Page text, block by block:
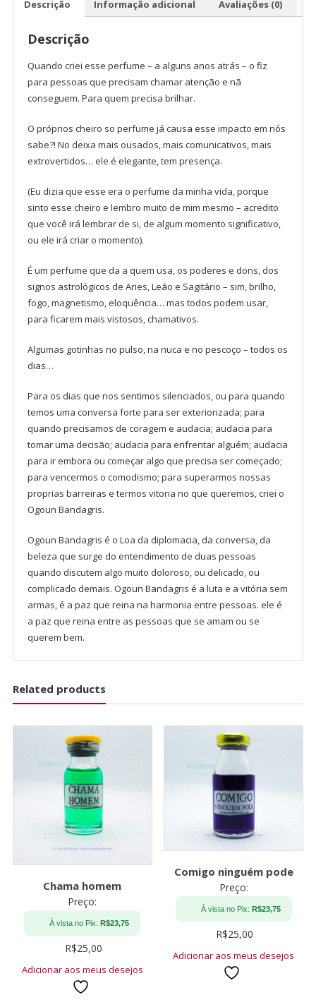
Descrição Informação adicional Avaliações (0)
Descrição
Quando criei esse perfume – a alguns anos atrás – o fiz
para pessoas que precisam chamar atenção e nã
conseguem. Para quem precisa brilhar.
O próprios cheiro so perfume já causa esse impacto em nós
sabe?! No deixa mais ousados, mais comunicativos, mais
extrovertidos… ele é elegante, tem presença.
(Eu dizia que esse era o perfume da minha vida, porque
sinto esse cheiro e lembro muito de mim mesmo – acredito
que você irá lembrar de si, de algum momento significativo,
ou ele irá criar o momento).
É um perfume que da a quem usa, os poderes e dons, dos
signos astrológicos de Aries, Leão e Sagitário – sim, brilho,
fogo, magnetismo, eloquência… mas todos podem usar,
para ficarem mais vistosos, chamativos.
Algumas gotinhas no pulso, na nuca e no pescoço – todos os
dias…
Para os dias que nos sentimos silenciados, ou para quando
temos uma conversa forte para ser exteriorizada; para
quando precisamos de coragem e audacia; audacia para
tomar uma decisão; audacia para enfrentar alguém; audacia
para ir embora ou começar algo que precisa ser começado;
para vencermos o comodismo; para superarmos nossas
proprias barreiras e termos vitoria no que queremos, criei o
Ogoun Bandagris.
Ogoun Bandagris é o Loa da diplomacia, da conversa, da
beleza que surge do entendimento de duas pessoas
quando discutem algo muito doloroso, ou delicado, ou
complicado demais. Ogoun Bandagris é a luta e a vitória sem
armas, é a paz que reina na harmonia entre pessoas. ele é
a paz que reina entre as pessoas que se amam ou se
querem bem.
Related products
Chama homem
Preço:
À vista no Pix: R$23,75
R$25,00
Adicionar aos meus desejos
Comigo ninguém pode
Preço:
À vista no Pix: R$23,75
R$25,00
Adicionar aos meus desejos